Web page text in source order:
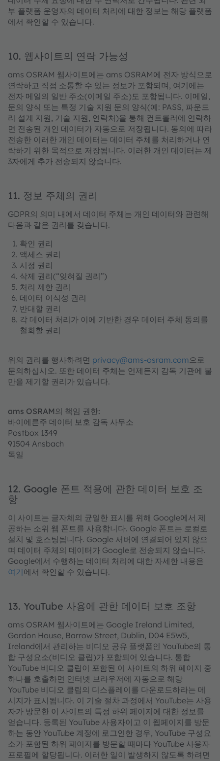
부 플랫폼 운영자의 데이터 처리에 대한 정보는 해당 플랫폼
에서 확인할 수 있습니다.
10. 웹사이트의 연락 가능성
ams OSRAM 웹사이트에는 ams OSRAM에 전자 방식으로
연락하고 직접 소통할 수 있는 정보가 포함되며, 여기에는
전자 메일의 일반 주소(이메일 주소)도 포함됩니다. 이메일,
문의 양식 또는 특정 기술 지원 문의 양식(예: PASS, 파운드
리 설계 지원, 기술 지원, 연락처)을 통해 컨트롤러에 연락하
면 전송된 개인 데이터가 자동으로 저장됩니다. 동의에 따라
전송한 이러한 개인 데이터는 데이터 주체를 처리하거나 연
락하기 위한 목적으로 저장됩니다. 이러한 개인 데이터는 제
3자에게 추가 전송되지 않습니다.
11. 정보 주체의 권리
GDPR의 의미 내에서 데이터 주체는 개인 데이터와 관련해
다음과 같은 권리를 갖습니다.
확인 권리
액세스 권리
시정 권리
삭제 권리(“잊혀질 권리”)
처리 제한 권리
데이터 이식성 권리
반대할 권리
각 데이터 처리가 이에 기반한 경우 데이터 주체 동의를
철회할 권리
위의 권리를 행사하려면 privacy@ams-osram.com으로
문의하십시오. 또한 데이터 주체는 언제든지 감독 기관에 불
만을 제기할 권리가 있습니다.
ams OSRAM의 책임 권한:
바이에른주 데이터 보호 감독 사무소
Postbox 1349
91504 Ansbach
독일
12. Google 폰트 적용에 관한 데이터 보호 조
항
이 사이트는 글자체의 균일한 표시를 위해 Google에서 제
공하는 소위 웹 폰트를 사용합니다. Google 폰트는 로컬로
설치 및 호스팅됩니다. Google 서버에 연결되어 있지 않으
며 데이터 주체의 데이터가 Google로 전송되지 않습니다.
Google에서 수행하는 데이터 처리에 대한 자세한 내용은
여기에서 확인할 수 있습니다.
13. YouTube 사용에 관한 데이터 보호 조항
ams OSRAM 웹사이트에는 Google Ireland Limited,
Gordon House, Barrow Street, Dublin, D04 E5W5,
Ireland에서 관리하는 비디오 공유 플랫폼인 YouTube의 통
합 구성요소(비디오 클립)가 포함되어 있습니다. 통합
YouTube 비디오 클립이 포함된 이 사이트의 하위 페이지 중
하나를 호출하면 인터넷 브라우저에 자동으로 해당
YouTube 비디오 클립의 디스플레이를 다운로드하라는 메
시지가 표시됩니다. 이 기술 절차 과정에서 YouTube는 사용
자가 방문한 이 사이트의 특정 하위 페이지에 대한 정보를
얻습니다. 등록된 YouTube 사용자이고 이 웹페이지를 방문
하는 동안 YouTube 계정에 로그인한 경우, YouTube 구성요
소가 포함된 하위 페이지를 방문할 때마다 YouTube 사용자
프로필에 할당됩니다. 이러한 일이 발생하지 않도록 하려면